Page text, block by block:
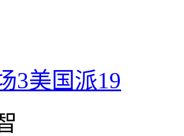
3美国派19